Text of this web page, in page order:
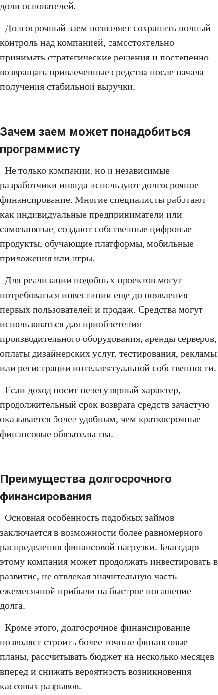
доли основателей.
Долгосрочный заем позволяет сохранить полный
контроль над компанией, самостоятельно
принимать стратегические решения и постепенно
возвращать привлеченные средства после начала
получения стабильной выручки.
Зачем заем может понадобиться
программисту
Не только компании, но и независимые
разработчики иногда используют долгосрочное
финансирование. Многие специалисты работают
как индивидуальные предприниматели или
самозанятые, создают собственные цифровые
продукты, обучающие платформы, мобильные
приложения или игры.
Для реализации подобных проектов могут
потребоваться инвестиции еще до появления
первых пользователей и продаж. Средства могут
использоваться для приобретения
производительного оборудования, аренды серверов,
оплаты дизайнерских услуг, тестирования, рекламы
или регистрации интеллектуальной собственности.
Если доход носит нерегулярный характер,
продолжительный срок возврата средств зачастую
оказывается более удобным, чем краткосрочные
финансовые обязательства.
Преимущества долгосрочного
финансирования
Основная особенность подобных займов
заключается в возможности более равномерного
распределения финансовой нагрузки. Благодаря
этому компания может продолжать инвестировать в
развитие, не отвлекая значительную часть
ежемесячной прибыли на быстрое погашение
долга.
Кроме этого, долгосрочное финансирование
позволяет строить более точные финансовые
планы, рассчитывать бюджет на несколько месяцев
вперед и снижать вероятность возникновения
кассовых разрывов.